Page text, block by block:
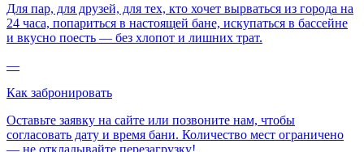
Для пар, для друзей, для тех, кто хочет вырваться из города на
24 часа, попариться в настоящей бане, искупаться в бассейне
и вкусно поесть — без хлопот и лишних трат.
—
Как забронировать
Оставьте заявку на сайте или позвоните нам, чтобы
согласовать дату и время бани. Количество мест ограничено
— не откладывайте перезагрузку!